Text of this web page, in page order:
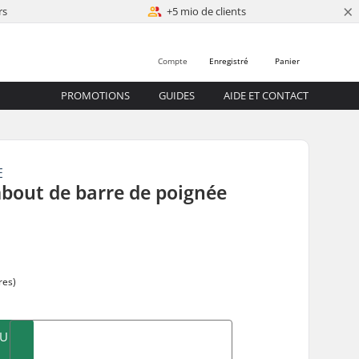
+5 mio de clients ×
Panier
Enregistré
Compte
PROMOTIONS GUIDES AIDE ET CONTACT
de barre de poignée